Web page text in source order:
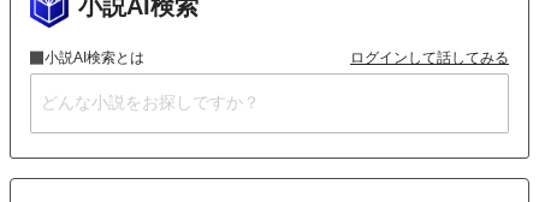
小説AI検索
小説AI検索とは ログインして話してみる